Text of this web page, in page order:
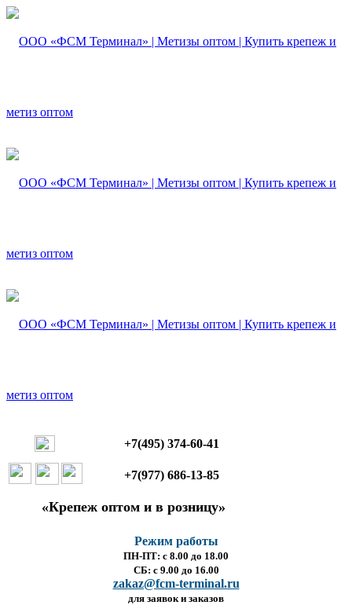
+7(495) 374-60-41
+7(977) 686-13-85
«Крепеж оптом и в розницу»
Режим работы
ПН-ПТ: с 8.00 до 18.00
СБ: с 9.00 до 16.00
zakaz@fcm-terminal.ru
для заявок и заказов